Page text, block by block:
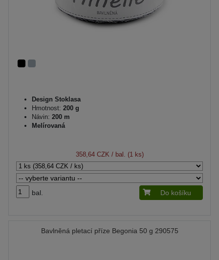
Design Stoklasa
Hmotnost: 200 g
Návin: 200 m
Melírovaná
358,64 CZK / bal. (1 ks)
bal. Do košíku
Bavlněná pletací příze Begonia 50 g 290575